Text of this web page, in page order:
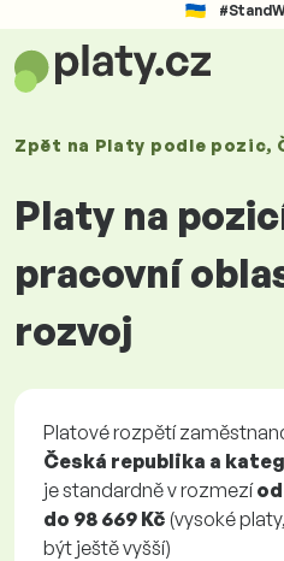
Zpět na Platy podle pozic,
Platy na
pracovní
rozvoj
Platové rozpětí
Česká republika a
je standardně v rozmezíod
do 98 669 Kč (vysoké
být ještě vyšší)